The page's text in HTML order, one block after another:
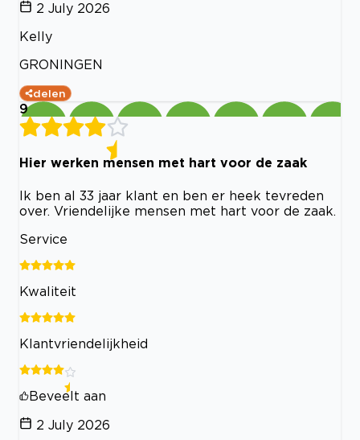
2 July 2026
Kelly
GRONINGEN
delen
9
Hier werken mensen met hart voor de zaak
Ik ben al 33 jaar klant en ben er heek tevreden
over. Vriendelijke mensen met hart voor de zaak.
Service
Kwaliteit
Klantvriendelijkheid
Beveelt aan
2 July 2026